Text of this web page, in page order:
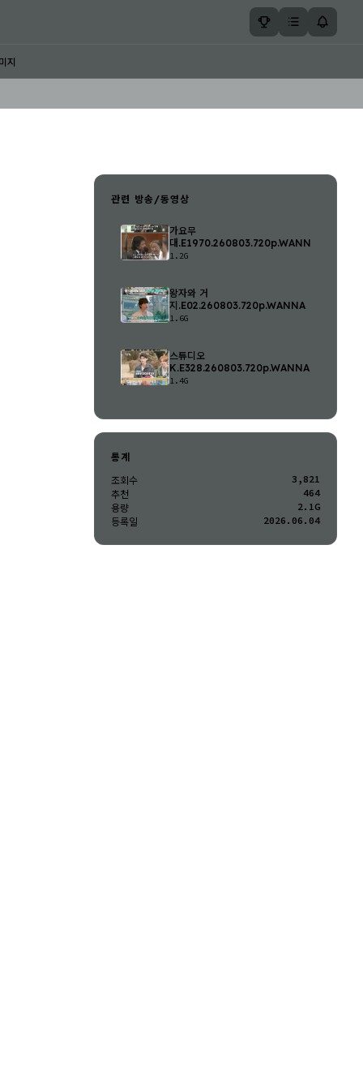
지
관련 방송/동영상
가요무
대.E1970.260803.720p.WANNA
1.2G
왕자와 거
지.E02.260803.720p.WANNA
1.6G
스튜디오
K.E328.260803.720p.WANNA
1.4G
통계
조회수
3,821
추천
464
용량
2.1G
등록일
2026.06.04